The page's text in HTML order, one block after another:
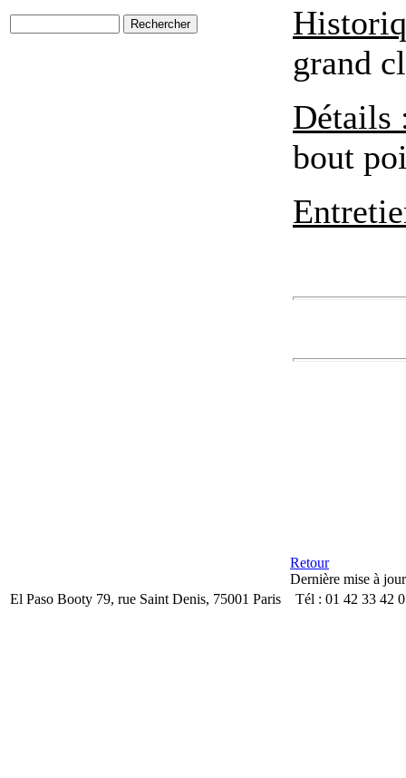
grand
Détails
bout
Retour
Dernière mise à
El Paso Booty 79, rue Saint Denis, 75001 Paris Tél : 01 42 33 42